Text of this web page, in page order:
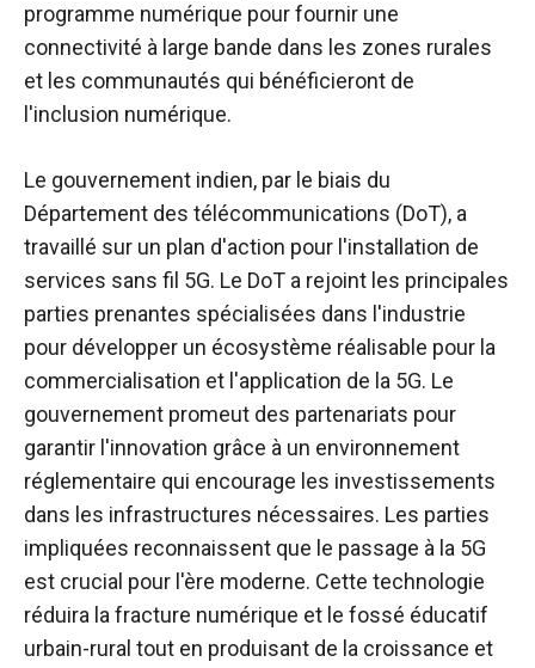
programme numérique pour fournir une
connectivité à large bande dans les zones rurales
et les communautés qui bénéficieront de
l'inclusion numérique.
Le gouvernement indien, par le biais du
Département des télécommunications (DoT), a
travaillé sur un plan d'action pour l'installation de
services sans fil 5G. Le DoT a rejoint les principales
parties prenantes spécialisées dans l'industrie
pour développer un écosystème réalisable pour la
commercialisation et l'application de la 5G. Le
gouvernement promeut des partenariats pour
garantir l'innovation grâce à un environnement
réglementaire qui encourage les investissements
dans les infrastructures nécessaires. Les parties
impliquées reconnaissent que le passage à la 5G
est crucial pour l'ère moderne. Cette technologie
réduira la fracture numérique et le fossé éducatif
urbain-rural tout en produisant de la croissance et